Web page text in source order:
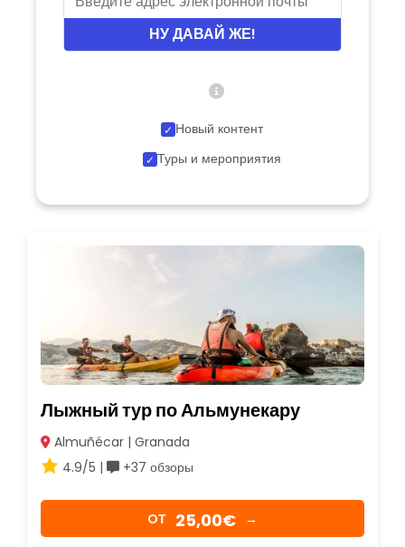
НУ ДАВАЙ ЖЕ!
Новый контент
Туры и мероприятия
Лыжный тур по Альмунекару
Almuñécar | Granada
4.9/5 |
+37 обзоры
OТ 25,00€ →